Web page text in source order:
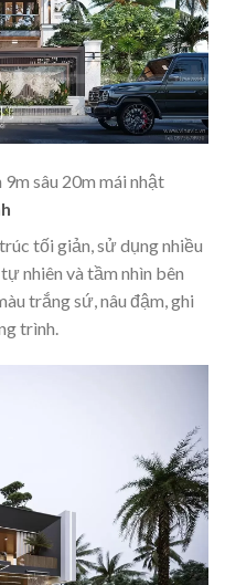
sâu 20m mái nhật
tối giản, sử dụng nhiều
nhiên và tầm nhìn bên
trắng sứ, nâu đậm, ghi
trình.